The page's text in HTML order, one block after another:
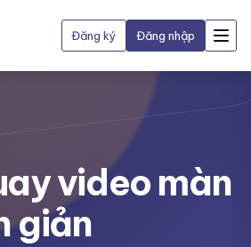
Đăng ký Đăng nhập
video màn
giản